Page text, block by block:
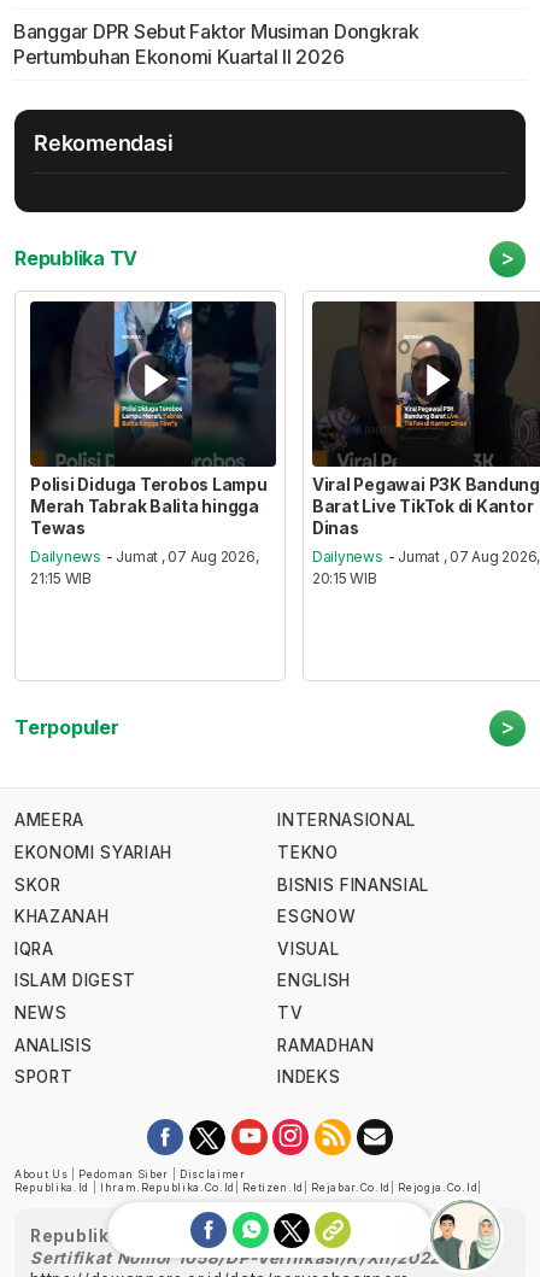
Banggar DPR Sebut Faktor Musiman Dongkrak
Pertumbuhan Ekonomi Kuartal II 2026
Rekomendasi
Republika TV >
Polisi Diduga Terobos Lampu
Merah Tabrak Balita hingga
Tewas
Dailynews - Jumat , 07 Aug 2026,
21:15 WIB
Viral Pegawai P3K Bandung
Barat Live TikTok di Kantor
Dinas
Dailynews - Jumat , 07 Aug 2026,
20:15 WIB
Terpopuler >
AMEERA
EKONOMI SYARIAH
SKOR
KHAZANAH
IQRA
ISLAM DIGEST
NEWS
ANALISIS
SPORT
INTERNASIONAL
TEKNO
BISNIS FINANSIAL
ESGNOW
VISUAL
ENGLISH
TV
RAMADHAN
INDEKS
About Us Pedoman Siber
Disclaimer
Republika.id
Ihram.republika.co.id Retizen.id Rejabar.co.id Rejogja.co.id
Republika telah diverifikasi oleh Dewan Pers
Sertifikat Nomor 1058/DP-Verifikasi/K/XII/2022